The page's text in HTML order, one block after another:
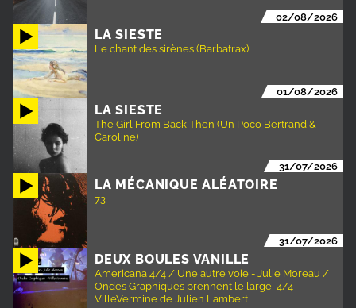
02/08/2026
LA SIESTE
Le chant des sirènes (Barbatrax)
01/08/2026
LA SIESTE
The Girl From Back Then (Un Poco Bertrand &
Caroline)
31/07/2026
LA MÉCANIQUE ALÉATOIRE
73
31/07/2026
DEUX BOULES VANILLE
Americana 4/4 / Une autre voie - Julie Moreau /
Ondes Graphiques prennent le large, 4/4 -
VilleVermine de Julien Lambert